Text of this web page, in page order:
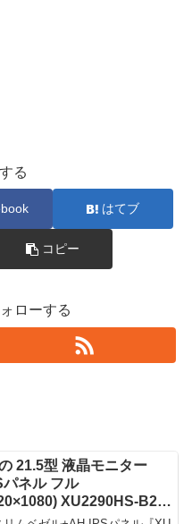
る
はてブ
コピー
ローする
21.5型 液晶モニター
ネル フル
XU2290HS-B2
イムセールで11,480円！